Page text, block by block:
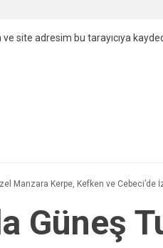
site adresim bu tarayıcıya
Manzara Kerpe, Kefken ve Cebeci’de
Güneş